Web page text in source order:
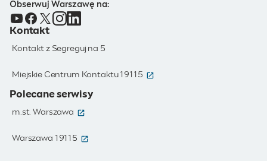
Obserwuj Warszawę na:
Kontakt
Kontakt z Segreguj na 5
Miejskie Centrum Kontaktu 19115 (otwiera się w nowym oknie)
Polecane serwisy
m.st. Warszawa (otwiera się w nowym oknie)
Warszawa 19115 (otwiera się w nowym oknie)